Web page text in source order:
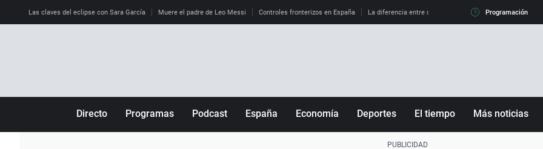
Las claves del eclipse con Sara García Muere el padre de Leo Messi Controles fronterizos en España La diferencia entre observar el eclipse al 99% y al 100%
Programación
Directo Programas Podcast España Economía Deportes El tiempo Más noticias